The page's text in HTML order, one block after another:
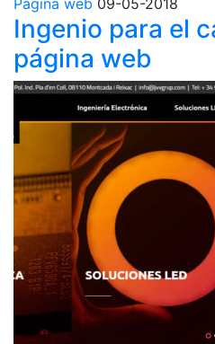
Pàgina web 09-05-2018
Ingenio para el
página web